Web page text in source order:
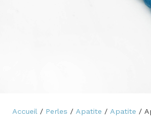
Accueil / Perles / Apatite / Apatite /